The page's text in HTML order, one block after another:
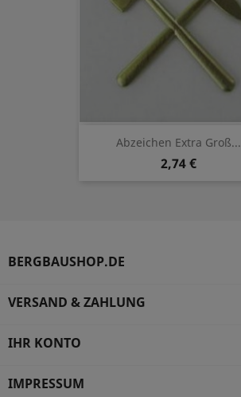
Abzeichen Extra Groß...
2,74 €
BERGBAUSHOP.DE
VERSAND & ZAHLUNG
IHR KONTO
IMPRESSUM